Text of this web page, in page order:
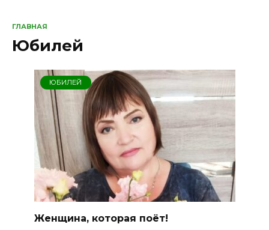
ГЛАВНАЯ
Юбилей
ЮБИЛЕЙ
Женщина, которая поёт!